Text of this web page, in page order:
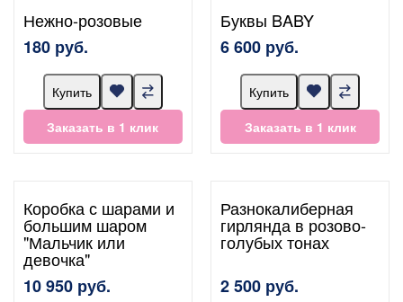
Нежно-розовые
180 руб.
Купить
Заказать в 1 клик
Буквы BABY
6 600 руб.
Купить
Заказать в 1 клик
Коробка с шарами и
большим шаром
"Мальчик или
девочка"
10 950 руб.
Разнокалиберная
гирлянда в розово-
голубых тонах
2 500 руб.